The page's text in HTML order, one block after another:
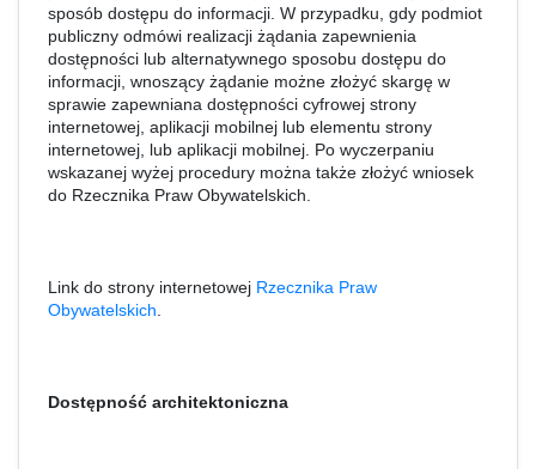
sposób dostępu do informacji. W przypadku, gdy podmiot
publiczny odmówi realizacji żądania zapewnienia
dostępności lub alternatywnego sposobu dostępu do
informacji, wnoszący żądanie możne złożyć skargę w
sprawie zapewniana dostępności cyfrowej strony
internetowej, aplikacji mobilnej lub elementu strony
internetowej, lub aplikacji mobilnej. Po wyczerpaniu
wskazanej wyżej procedury można także złożyć wniosek
do Rzecznika Praw Obywatelskich.
Link do strony internetowej Rzecznika Praw
Obywatelskich
Dostępność architektoniczna